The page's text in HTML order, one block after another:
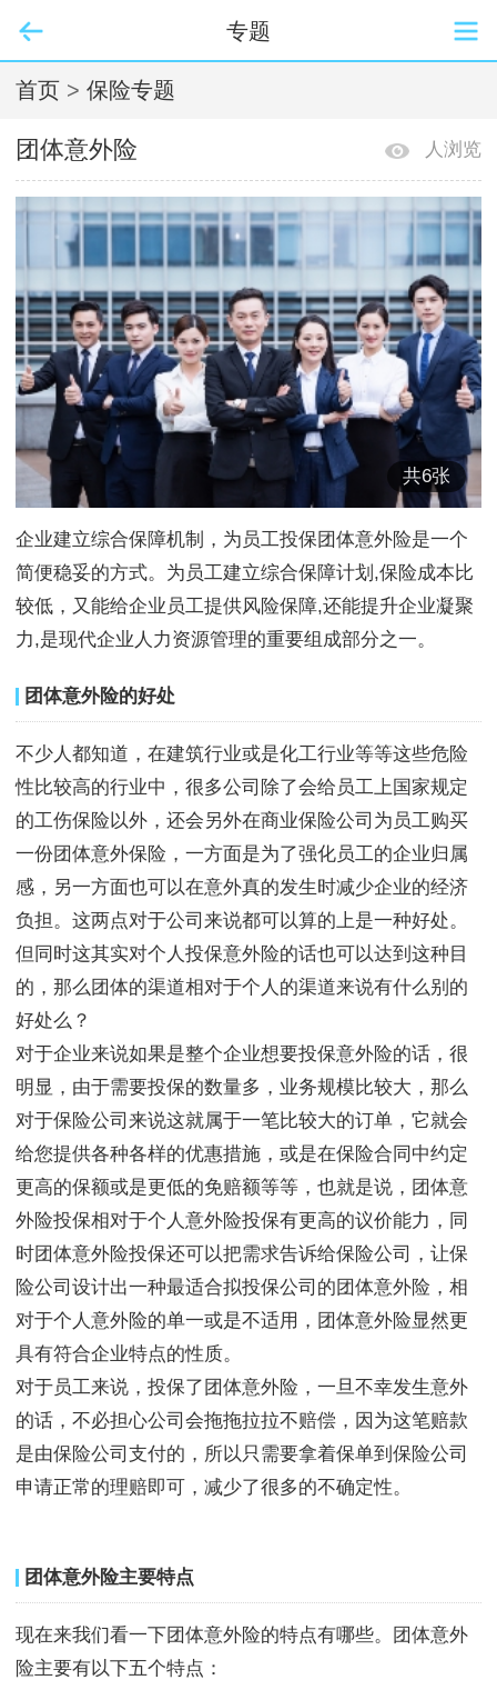
专题
首页 > 保险专题
团体意外险 人浏览
共6张
企业建立综合保障机制，为员工投保团体意外险是一个
简便稳妥的方式。为员工建立综合保障计划,保险成本比
较低，又能给企业员工提供风险保障,还能提升企业凝聚
力,是现代企业人力资源管理的重要组成部分之一。
团体意外险的好处
不少人都知道，在建筑行业或是化工行业等等这些危险
性比较高的行业中，很多公司除了会给员工上国家规定
的工伤保险以外，还会另外在商业保险公司为员工购买
一份团体意外保险，一方面是为了强化员工的企业归属
感，另一方面也可以在意外真的发生时减少企业的经济
负担。这两点对于公司来说都可以算的上是一种好处。
但同时这其实对个人投保意外险的话也可以达到这种目
的，那么团体的渠道相对于个人的渠道来说有什么别的
好处么？
对于企业来说如果是整个企业想要投保意外险的话，很
明显，由于需要投保的数量多，业务规模比较大，那么
对于保险公司来说这就属于一笔比较大的订单，它就会
给您提供各种各样的优惠措施，或是在保险合同中约定
更高的保额或是更低的免赔额等等，也就是说，团体意
外险投保相对于个人意外险投保有更高的议价能力，同
时团体意外险投保还可以把需求告诉给保险公司，让保
险公司设计出一种最适合拟投保公司的团体意外险，相
对于个人意外险的单一或是不适用，团体意外险显然更
具有符合企业特点的性质。
对于员工来说，投保了团体意外险，一旦不幸发生意外
的话，不必担心公司会拖拖拉拉不赔偿，因为这笔赔款
是由保险公司支付的，所以只需要拿着保单到保险公司
申请正常的理赔即可，减少了很多的不确定性。
团体意外险主要特点
现在来我们看一下团体意外险的特点有哪些。团体意外
险主要有以下五个特点：